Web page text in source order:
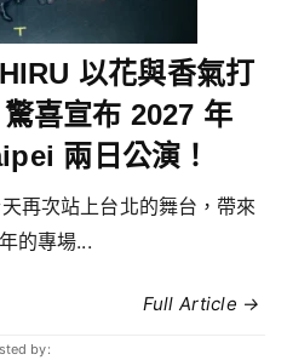
以花與香氣打
喜宣布 2027 年
兩日公演！
再次站上台北的舞台，帶來
的專場...
Full Article →
by: